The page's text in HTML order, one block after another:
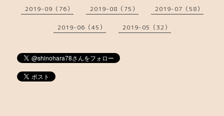
2019-09（76） 2019-08（75） 2019-07（58）
2019-06（45） 2019-05（32）